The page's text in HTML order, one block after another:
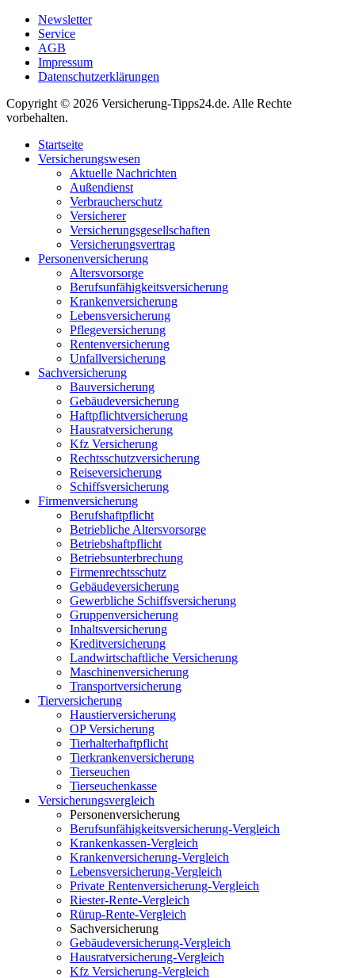
Newsletter
Service
AGB
Impressum
Datenschutzerklärungen
Copyright © 2026 Versicherung-Tipps24.de. Alle Rechte
vorbehalten.
Startseite
Versicherungswesen
Aktuelle Nachrichten
Außendienst
Verbraucherschutz
Versicherer
Versicherungsgesellschaften
Versicherungsvertrag
Personenversicherung
Altersvorsorge
Berufsunfähigkeits­versicherung
Krankenversicherung
Lebensversicherung
Pflegeversicherung
Rentenversicherung
Unfallversicherung
Sachversicherung
Bauversicherung
Gebäudeversicherung
Haftpflichtversicherung
Hausratversicherung
Kfz Versicherung
Rechtsschutzversicherung
Reiseversicherung
Schiffsversicherung
Firmenversicherung
Berufshaftpflicht
Betriebliche Altersvorsorge
Betriebshaftpflicht
Betriebsunterbrechung
Firmenrechtsschutz
Gebäudeversicherung
Gewerbliche Schiffsversicherung
Gruppenversicherung
Inhaltsversicherung
Kreditversicherung
Landwirtschaftliche Versicherung
Maschinenversicherung
Transportversicherung
Tierversicherung
Haustierversicherung
OP Versicherung
Tierhalterhaftpflicht
Tierkrankenversicherung
Tierseuchen
Tierseuchenkasse
Versicherungsvergleich
Personenversicherung
Berufsunfähigkeitsversicherung-Vergleich
Krankenkassen-Vergleich
Krankenversicherung-Vergleich
Lebensversicherung-Vergleich
Private Rentenversicherung-Vergleich
Riester-Rente-Vergleich
Rürup-Rente-Vergleich
Sachversicherung
Gebäudeversicherung-Vergleich
Hausratversicherung-Vergleich
Kfz Versicherung-Vergleich